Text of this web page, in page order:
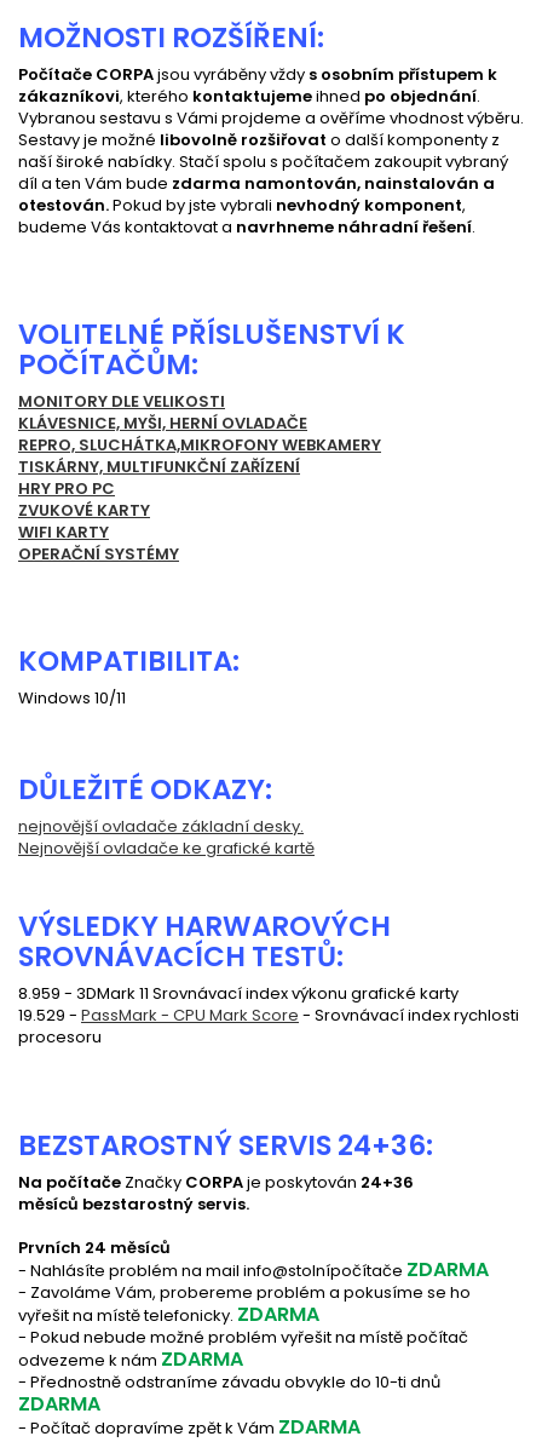
MOŽNOSTI ROZŠÍŘENÍ:
Počítače CORPAjsou vyráběny vždy s osobním přístupem k
zákazníkovi, kterého kontaktujemeihned po objednání.
Vybranou sestavu s Vámi projdeme a ověříme vhodnost výběru.
Sestavy je možné libovolně rozšiřovat o další komponenty z
naší široké nabídky. Stačí spolu s počítačem zakoupit vybraný
díl a ten Vám bude zdarma namontován, nainstalován a
otestován.Pokud by jste vybrali nevhodný komponent,
budeme Vás kontaktovat a navrhneme náhradní řešení.
VOLITELNÉ PŘÍSLUŠENSTVÍ K
POČÍTAČŮM:
MONITORY DLE VELIKOSTI
KLÁVESNICE, MYŠI, HERNÍ OVLADAČE
REPRO, SLUCHÁTKA,MIKROFONY WEBKAMERY
TISKÁRNY, MULTIFUNKČNÍ ZAŘÍZENÍ
HRY PRO PC
ZVUKOVÉ KARTY
WIFI KARTY
OPERAČNÍ SYSTÉMY
KOMPATIBILITA:
Windows 10/11
DŮLEŽITÉ ODKAZY:
nejnovější ovladače základní desky.
Nejnovější ovladače ke grafické kartě
VÝSLEDKY HARWAROVÝCH
SROVNÁVACÍCH TESTŮ:
8.959 - 3DMark 11 Srovnávací index výkonu grafické karty
19.529 - PassMark - CPU Mark Score - Srovnávací index rychlosti
procesoru
BEZSTAROSTNÝ SERVIS 24+36:
Na počítače Značky CORPAje poskytován 24+36
měsíců bezstarostný servis.
Prvních 24 měsíců
- Nahlásíte problém na mail info@stolnípočítače ZDARMA
- Zavoláme Vám, probereme problém a pokusíme se ho
vyřešit na místě telefonicky. ZDARMA
- Pokud nebude možné problém vyřešit na místě počítač
odvezeme k nám ZDARMA
- Přednostně odstraníme závadu obvykle do 10-ti dnů
ZDARMA
- Počítač dopravíme zpět k Vám ZDARMA